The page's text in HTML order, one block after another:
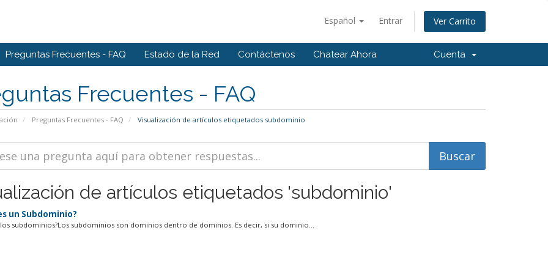
Español Entrar Ver Carrito
Preguntas Frecuentes - FAQ Estado de la Red Contáctenos Chatear Ahora Cuenta
Frecuentes - FAQ
Preguntas Frecuentes - FAQ Visualización de artículos etiquetados subdominio
de artículos etiquetados 'subdominio'
un Subdominio?
subdominios?Los subdominios son dominios dentro de dominios. Es decir, si su dominio...